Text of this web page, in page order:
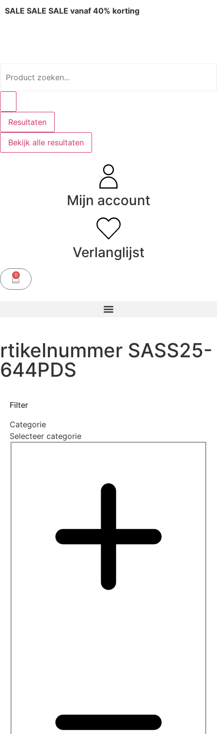
SALE SALE SALE vanaf 40% korting
Resultaten
Bekijk alle resultaten
Mijn account
Verlanglijst
0
rtikelnummer SASS25-
644PDS
Filter
Categorie
Selecteer categorie